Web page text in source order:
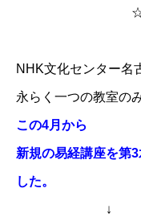
​NHK文化センター名
永らく一つの教室の
この4月から
新規の易経講座を第
した。
↓